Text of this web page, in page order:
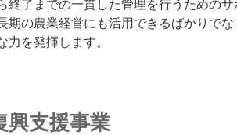
終了までの一貫した管理を行うための
期の農業経営にも活用できるばかりで
力を発揮します。
興支援事業